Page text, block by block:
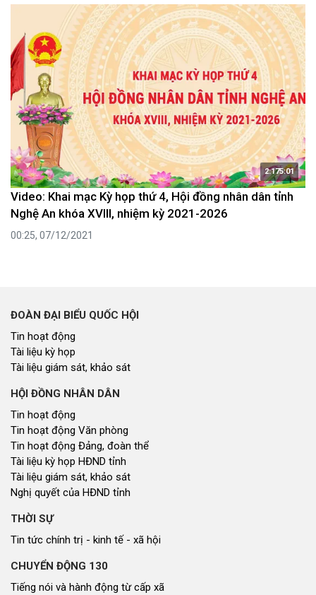
2:175:01
Video: Khai mạc Kỳ họp thứ 4, Hội đồng nhân dân tỉnh
Nghệ An khóa XVIII, nhiệm kỳ 2021-2026
00:25, 07/12/2021
ĐOÀN ĐẠI BIỂU QUỐC HỘI
Tin hoạt động
Tài liệu kỳ họp
Tài liệu giám sát, khảo sát
HỘI ĐỒNG NHÂN DÂN
Tin hoạt động
Tin hoạt động Văn phòng
Tin hoạt động Đảng, đoàn thể
Tài liệu kỳ họp HĐND tỉnh
Tài liệu giám sát, khảo sát
Nghị quyết của HĐND tỉnh
THỜI SỰ
Tin tức chính trị - kinh tế - xã hội
CHUYỂN ĐỘNG 130
Tiếng nói và hành động từ cấp xã